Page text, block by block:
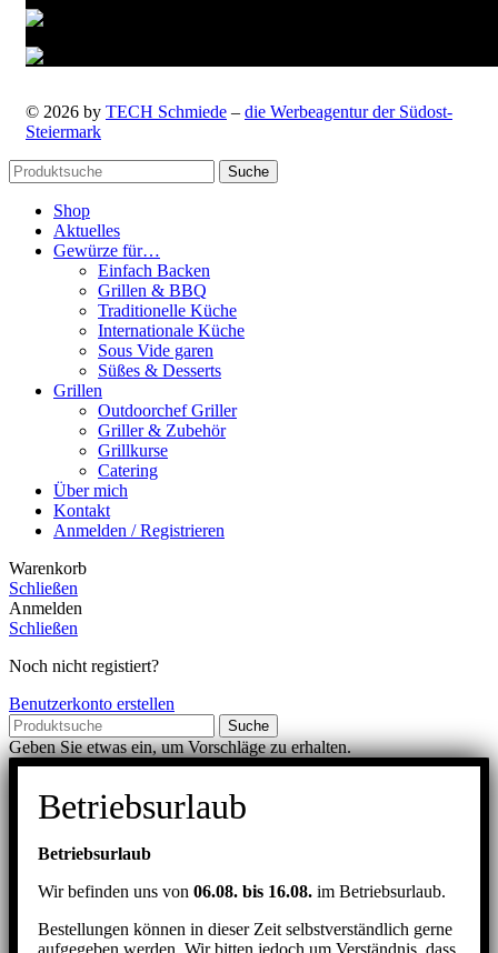
© 2026 by TECH Schmiede – die Werbeagentur der Südost-
Steiermark
Suche
Shop
Aktuelles
Gewürze für…
Einfach Backen
Grillen & BBQ
Traditionelle Küche
Internationale Küche
Sous Vide garen
Süßes & Desserts
Grillen
Outdoorchef Griller
Griller & Zubehör
Grillkurse
Catering
Über mich
Kontakt
Anmelden / Registrieren
Warenkorb
Schließen
Anmelden
Schließen
Noch nicht registiert?
Benutzerkonto erstellen
Suche
Geben Sie etwas ein, um Vorschläge zu erhalten.
Betriebsurlaub
Betriebsurlaub
Wir befinden uns von 06.08. bis 16.08. im Betriebsurlaub.
Bestellungen können in dieser Zeit selbstverständlich gerne